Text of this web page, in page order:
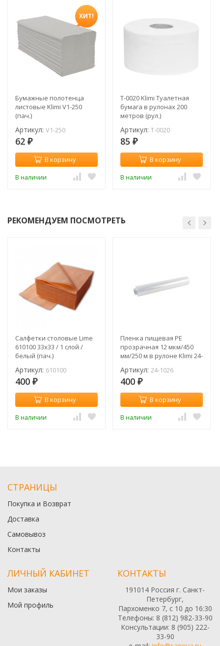
ХИТ!
Бумажные полотенца
листовые Klimi V1-250
(пач.)
Артикул: V1-250
62 ₽
В корзину
В наличии
T-0020 Klimi Туалетная
бумага в рулонах 200
метров (рул.)
Артикул: T-0020
85 ₽
В корзину
В наличии
РЕКОМЕНДУЕМ ПОСМОТРЕТЬ
Салфетки столовые Lime
610100 33x33 / 1 слой /
белый (пач.)
Артикул: 610100
400 ₽
В корзину
В наличии
Пленка пищевая PE
прозрачная 12 мкм/450
мм/250 м в рулоне Klimi 24-
Артикул: 24-1026
400 ₽
В корзину
В наличии
СТРАНИЦЫ
Покупка и Возврат
Доставка
Самовывоз
Контакты
ЛИЧНЫЙ КАБИНЕТ
Мои заказы
Мой профиль
КОНТАКТЫ
191014 Россия г. Санкт-
Петербург,
Пархоменко 7, с 10 до 16:30
Телефоны: 8 (812) 982-33-90
Консультации: 8 (905) 222-
33-90